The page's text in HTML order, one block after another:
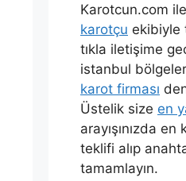
Karotcun.com
karotçu ekibiyle
tıkla iletişime
istanbul
karot firması
Üstelik size en
arayışınızda
teklifi alıp
tamamlayın.